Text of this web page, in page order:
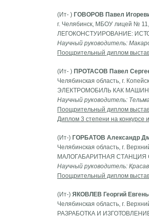
(Ит- ) ГОВОРОВ Павел
г. Челябинск, МБОУ лицей № 11,
ЛЕГОКОНСТУИРОВАНИЕ:
Научный руководитель:
Поощрительный диплом
(Ит- ) ПРОТАСОВ Павел
Челябинская область, г.
ЭЛЕКТРОМОБИЛЬ КАК
Научный руководитель:
Поощрительный диплом
Диплом 3 степени на конкурсе
(Ит-) ГОРБАТОВ Александр
Челябинская область, г.
МАЛОГАБАРИТНАЯ
Научный руководитель:
Поощрительный диплом
(Ит-) ЯКОВЛЕВ Георгий
Челябинская область, г.
РАЗРАБОТКА И